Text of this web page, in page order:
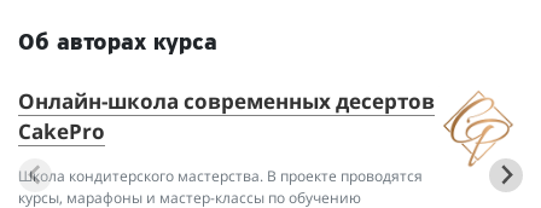
Об авторах курса
Онлайн-школа современных десертов
CakePro
Школа кондитерского мастерства. В проекте проводятся
курсы, марафоны и мастер-классы по обучению